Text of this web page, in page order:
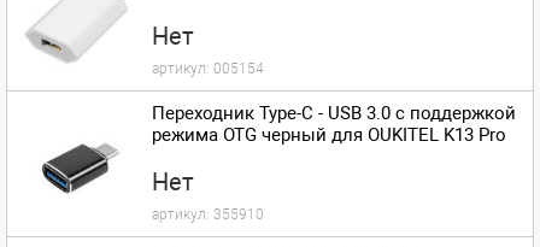
Нет
артикул: 005154
Переходник Type-C - USB 3.0 с поддержкой
режима OTG черный для OUKITEL K13 Pro
Нет
артикул: 355910